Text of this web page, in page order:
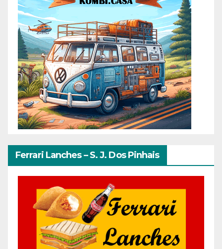
Ferrari Lanches – S. J. Dos Pinhais